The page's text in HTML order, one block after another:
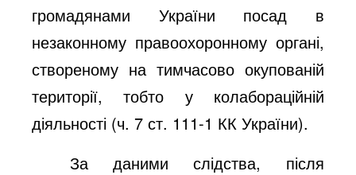
громадянами України посад в
незаконному правоохоронному органі,
створеному на тимчасово окупованій
території, тобто у колабораційній
діяльності (ч. 7 ст. 111-1 КК України).
За даними слідства, після